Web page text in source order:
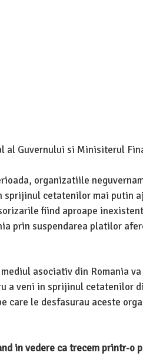
al Guvernului si Minisiterul
organizatiile
sprijinul cetatenilor mai putin
fiind aproape
prin suspendarea platilor
asociativ din Romania
a veni in sprijinul cetatenilor
care le desfasurau aceste
in vedere ca trecem printr-o